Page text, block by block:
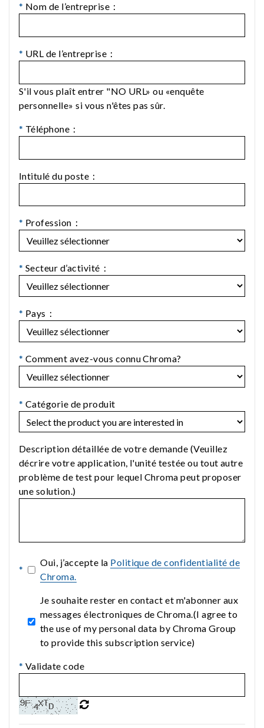
* Nom de l’entreprise：
* URL de l’entreprise：
S'il vous plaît entrer "NO URL» ou «enquête
personnelle» si vous n'êtes pas sûr.
* Téléphone：
Intitulé du poste：
* Profession：
* Secteur d’activité：
* Pays：
* Comment avez-vous connu Chroma?
* Catégorie de produit
Description détaillée de votre demande (Veuillez
décrire votre application, l'unité testée ou tout autre
problème de test pour lequel Chroma peut proposer
une solution.)
*
Oui, j’accepte la Politique de confidentialité de
Chroma.
Je souhaite rester en contact et m'abonner aux
messages électroniques de Chroma.(I agree to
the use of my personal data by Chroma Group
to provide this subscription service)
* Validate code